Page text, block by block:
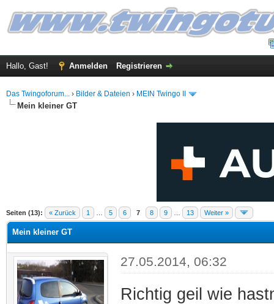
Hallo, Gast! Anmelden Registrieren
Das Twingoforum... › Bilder & Dateien › MEIN Twingo II
Mein kleiner GT
Seiten (13): « Zurück 1 5 6 7 8 9 13 Weiter »
im Durchschnitt
Mein kleiner GT
27.05.2014, 06:32
Richtig geil wie